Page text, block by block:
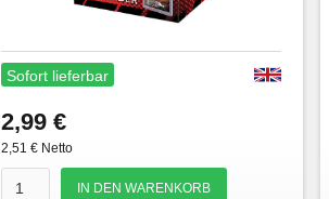
Sofort lieferbar
2,99 €
2,51 € Netto